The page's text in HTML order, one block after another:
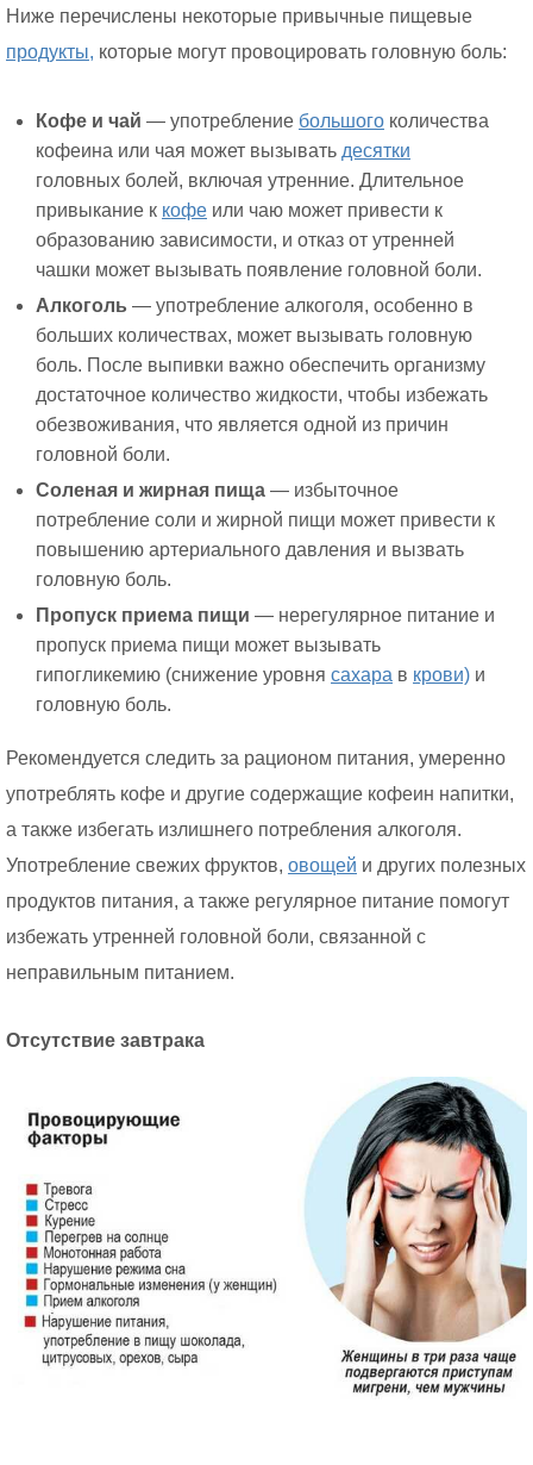
Ниже перечислены некоторые привычные пищевые
продукты, которые могут провоцировать головную боль:
Кофе и чай — употребление большого количества
кофеина или чая может вызывать десятки
головных болей, включая утренние. Длительное
привыкание к кофе или чаю может привести к
образованию зависимости, и отказ от утренней
чашки может вызывать появление головной боли.
Алкоголь — употребление алкоголя, особенно в
больших количествах, может вызывать головную
боль. После выпивки важно обеспечить организму
достаточное количество жидкости, чтобы избежать
обезвоживания, что является одной из причин
головной боли.
Соленая и жирная пища — избыточное
потребление соли и жирной пищи может привести к
повышению артериального давления и вызвать
головную боль.
Пропуск приема пищи — нерегулярное питание и
пропуск приема пищи может вызывать
гипогликемию (снижение уровня сахара в крови) и
головную боль.
Рекомендуется следить за рационом питания, умеренно
употреблять кофе и другие содержащие кофеин напитки,
а также избегать излишнего потребления алкоголя.
Употребление свежих фруктов, овощей и других полезных
продуктов питания, а также регулярное питание помогут
избежать утренней головной боли, связанной с
неправильным питанием.
Отсутствие завтрака